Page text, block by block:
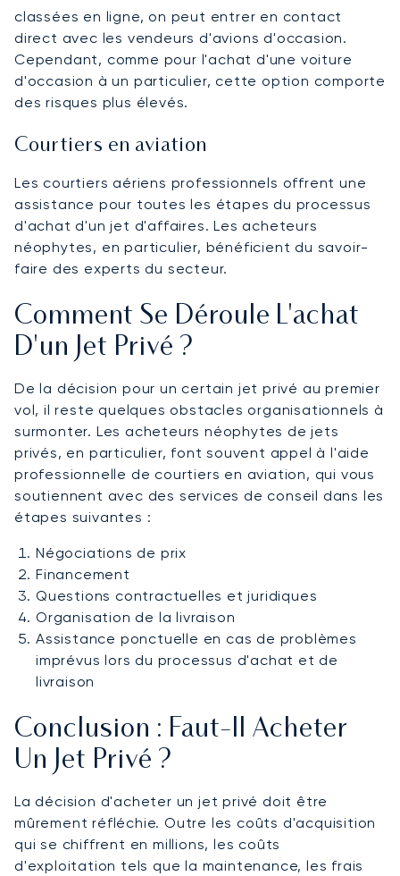
classées en ligne, on peut entrer en contact
direct avec les vendeurs d'avions d'occasion.
Cependant, comme pour l'achat d'une voiture
d'occasion à un particulier, cette option comporte
des risques plus élevés.
Courtiers en aviation
Les courtiers aériens professionnels offrent une
assistance pour toutes les étapes du processus
d'achat d'un jet d'affaires. Les acheteurs
néophytes, en particulier, bénéficient du savoir-
faire des experts du secteur.
Comment Se Déroule L'achat
D'un Jet Privé ?
De la décision pour un certain jet privé au premier
vol, il reste quelques obstacles organisationnels à
surmonter. Les acheteurs néophytes de jets
privés, en particulier, font souvent appel à l'aide
professionnelle de courtiers en aviation, qui vous
soutiennent avec des services de conseil dans les
étapes suivantes :
Négociations de prix
Financement
Questions contractuelles et juridiques
Organisation de la livraison
Assistance ponctuelle en cas de problèmes
imprévus lors du processus d'achat et de
livraison
Conclusion : Faut-Il Acheter
Un Jet Privé ?
La décision d'acheter un jet privé doit être
mûrement réfléchie. Outre les coûts d'acquisition
qui se chiffrent en millions, les coûts
d'exploitation tels que la maintenance, les frais